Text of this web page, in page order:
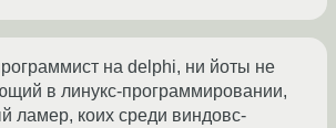
на delphi, ни йоты не
в линукс-программировании,
ламер, коих среди виндовс-